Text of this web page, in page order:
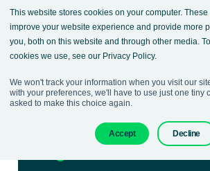
This website stores cookies on your computer.
improve your website experience and provide more
you, both on this website and through other media.
cookies we use, see our Privacy Policy.
We won't track your information when you visit our
with your preferences, we'll have to use just one tiny
asked to make this choice again.
Accept Decline
Všeobecné
podmínky